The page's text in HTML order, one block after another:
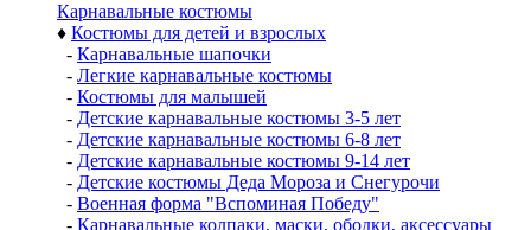
Карнавальные костюмы
♦ Костюмы для детей и взрослых
- Карнавальные шапочки
- Легкие карнавальные костюмы
- Костюмы для малышей
- Детские карнавальные костюмы 3-5 лет
- Детские карнавальные костюмы 6-8 лет
- Детские карнавальные костюмы 9-14 лет
- Детские костюмы Деда Мороза и Снегурочи
- Военная форма "Вспоминая Победу"
- Карнавальные колпаки, маски, ободки, аксессуары